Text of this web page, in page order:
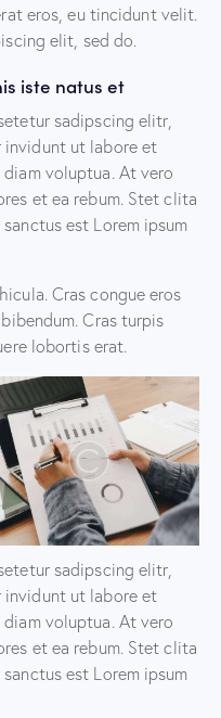
eros, eu tincidunt velit.
elit, sed do.
iste natus et
sadipscing elitr,
invidunt ut labore et
voluptua. At vero
et ea rebum. Stet clita
est Lorem ipsum
Cras congue eros
Cras turpis
lobortis erat.
sadipscing elitr,
invidunt ut labore et
voluptua. At vero
et ea rebum. Stet clita
est Lorem ipsum